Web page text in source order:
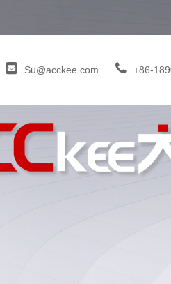
Su@acckee.com +86-